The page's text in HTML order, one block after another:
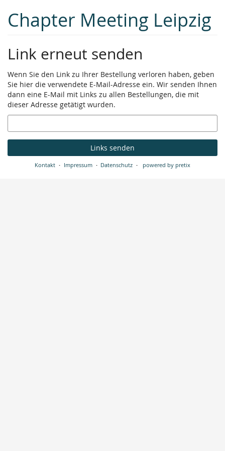
Haupt-
Inhalt
Chapter Meeting Leipzig
Link erneut senden
Wenn Sie den Link zu Ihrer Bestellung verloren haben, geben
Sie hier die verwendete E-Mail-Adresse ein. Wir senden Ihnen
dann eine E-Mail mit Links zu allen Bestellungen, die mit
dieser Adresse getätigt wurden.
E-
Mail
Links senden
Kontakt Impressum Datenschutz powered by pretix